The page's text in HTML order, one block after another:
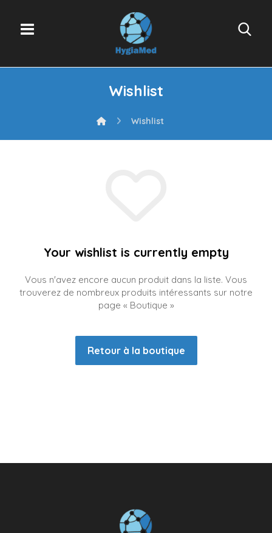
Wishlist
Wishlist
Your wishlist is currently empty
Vous n'avez encore aucun produit dans la liste. Vous
trouverez de nombreux produits intéressants sur notre
page « Boutique »
Retour à la boutique